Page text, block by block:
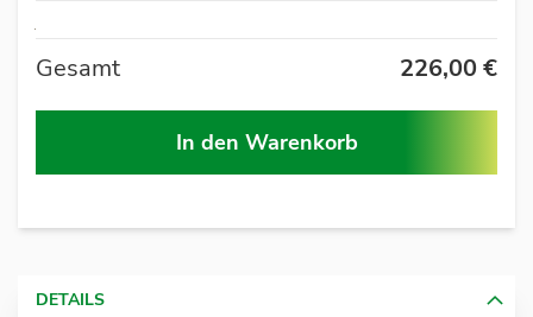
Auf
Gesamt 226,00 €
In den Warenkorb
DETAILS